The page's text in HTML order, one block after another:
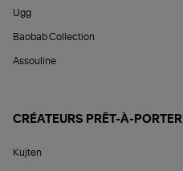
Ugg
Baobab Collection
Assouline
CRÉATEURS PRÊT-À-PORTER
Kujten